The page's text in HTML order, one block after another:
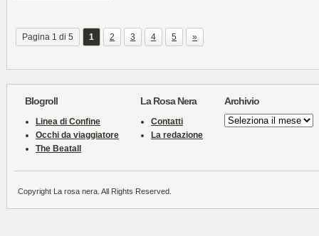
Pagina 1 di 5 1 2 3 4 5 »
Blogroll
Linea di Confine
Occhi da viaggiatore
The Beatall
La Rosa Nera
Contatti
La redazione
Archivio
Archivio
Copyright La rosa nera. All Rights Reserved.